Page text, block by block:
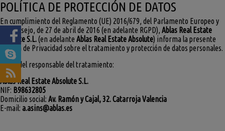
POLÍTICA DE PROTECCIÓN DE DATOS
En cumplimiento del Reglamento (UE) 2016/679, del Parlamento Europeo y
del Consejo, de 27 de abril de 2016 (en adelante RGPD), Ablas Real Estate
Absolute S.L.(en adelante Ablas Real Estate Absolute) informa la presente
Política de Privacidad sobre el tratamiento y protección de datos personales.
Datos del responsable del tratamiento:
Ablas Real Estate Absolute S.L.
NIF: B98632805
Domicilio social: Av. Ramón y Cajal, 32. Catarroja Valencia
E-mail: a.asins@ablas.es